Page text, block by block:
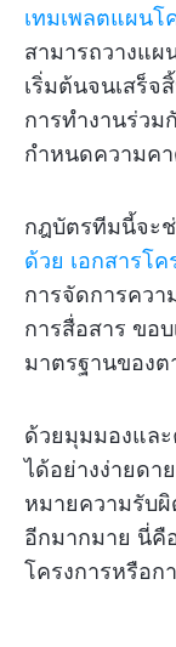
เทมเพลตแผนโ
สามารถวางแ
เริ่มต้นจนเสร็จ
การทำงานร่ว
กำหนดความคา
กฎบัตรทีมนี้จะ
ด้วย เอกสารโค
การจัดการควา
การสื่อสาร ขอ
มาตรฐานของต
ด้วยมุมมองแล
ได้อย่างง่ายด
หมายความรับ
อีกมากมาย นี่คื
โครงการหรือก